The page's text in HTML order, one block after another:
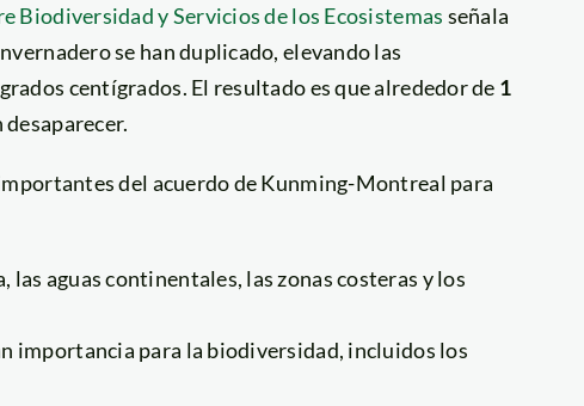
Biodiversidad y Servicios de los Ecosistemas señala
se han duplicado, elevando las
centígrados. El resultado es que alrededor de 1
del acuerdo de Kunming-Montreal para
las aguas continentales, las zonas costeras y los
importancia para la biodiversidad, incluidos los